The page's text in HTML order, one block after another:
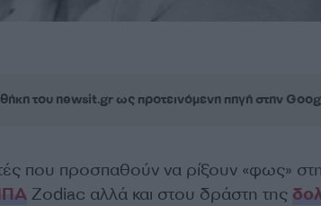
του newsit.gr ως προτεινόμενη πηγή στην
που προσπαθούν να ρίξουν «φως»
Zodiac αλλά και στου δράστη της